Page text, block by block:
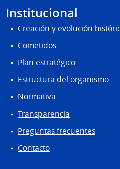
Institucional
Creación y evolución
Cometidos
Plan estratégico
Estructura del organismo
Normativa
Transparencia
Preguntas frecuentes
Contacto